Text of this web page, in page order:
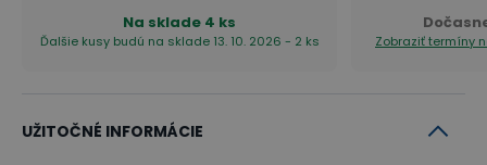
Na sklade 4 ks
Ďalšie kusy budú na sklade 13. 10. 2026 - 2 ks Zobraziť termíny
UŽITOČNÉ INFORMÁCIE